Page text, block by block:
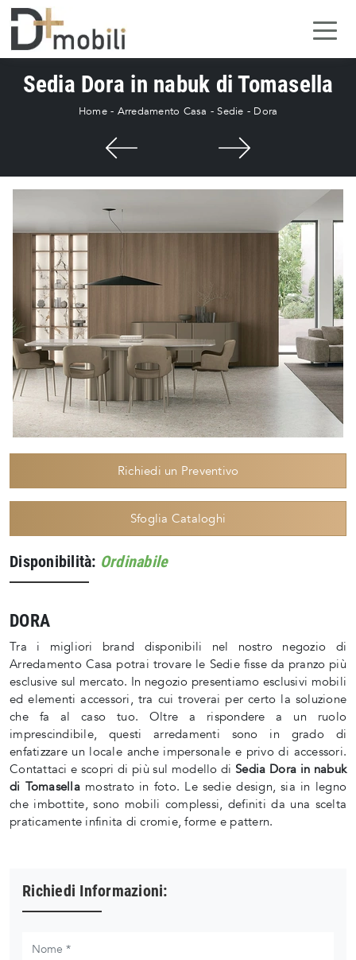
Sedia Dora in nabuk di Tomasella
Home- Arredamento Casa - Sedie - Dora
Richiedi un Preventivo
Sfoglia Cataloghi
Disponibilità: Ordinabile
DORA
Tra i migliori brand disponibili nel nostro negozio di
Arredamento Casa potrai trovare le Sedie fisse da pranzo più
esclusive sul mercato. In negozio presentiamo esclusivi mobili
ed elementi accessori, tra cui troverai per certo la soluzione
che fa al caso tuo. Oltre a rispondere a un ruolo
imprescindibile, questi arredamenti sono in grado di
enfatizzare un locale anche impersonale e privo di accessori.
Contattaci e scopri di più sul modello diSedia Dora in nabuk
di Tomasellamostrato in foto. Le sedie design, sia in legno
che imbottite, sono mobili complessi, definiti da una scelta
praticamente infinita di cromie, forme e pattern.
Richiedi Informazioni: